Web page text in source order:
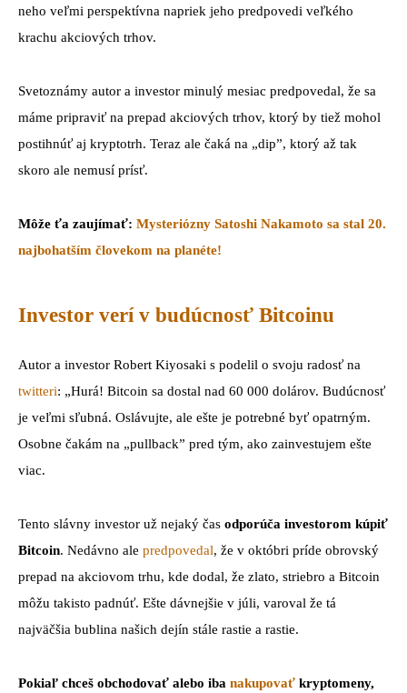
neho veľmi perspektívna napriek jeho predpovedi veľkého
krachu akciových trhov.
Svetoznámy autor a investor minulý mesiac predpovedal, že sa
máme pripraviť na prepad akciových trhov, ktorý by tiež mohol
postihnúť aj kryptotrh. Teraz ale čaká na „dip”, ktorý až tak
skoro ale nemusí prísť.
Môže ťa zaujímať: Mysteriózny Satoshi Nakamoto sa stal 20.
najbohatším človekom na planéte!
Investor verí v budúcnosť Bitcoinu
Autor a investor Robert Kiyosaki s podelil o svoju radosť na
twitteri: „Hurá! Bitcoin sa dostal nad 60 000 dolárov. Budúcnosť
je veľmi sľubná. Oslávujte, ale ešte je potrebné byť opatrným.
Osobne čakám na „pullback” pred tým, ako zainvestujem ešte
viac.
Tento slávny investor už nejaký čas odporúča investorom kúpiť
Bitcoin. Nedávno ale predpovedal, že v októbri príde obrovský
prepad na akciovom trhu, kde dodal, že zlato, striebro a Bitcoin
môžu takisto padnúť. Ešte dávnejšie v júli, varoval že tá
najväčšia bublina našich dejín stále rastie a rastie.
Pokiaľ chceš obchodovať alebo iba nakupovať kryptomeny,